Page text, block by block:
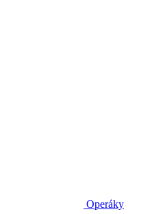
Operáky